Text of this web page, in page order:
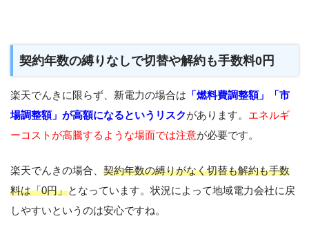
契約年数の縛りなしで切替や解約も手数料0円
楽天でんきに限らず、新電力の場合は 「燃料費調整額」「市
場調整額」が高額になるというリスクがあります。 エネルギ
ーコストが高騰するような場面では注意が必要です。
楽天でんきの場合、 契約年数の縛りがなく切替も解約も手数
料は「0円」となっています。状況によって地域電力会社に戻
しやすいというのは安心ですね。